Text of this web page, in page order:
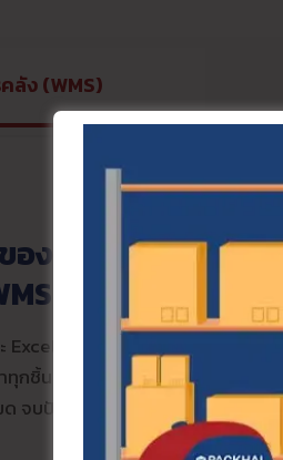
ลัง (WMS)
งหาย สต๊อกพัง!
แม่นยำ
ให้เป็นระบบอัตโนมัติ ให้คุณรู้คว
ทุกชิ้นแบบ Real-time ตัดสต๊อกแม่น
ด จบปัญหาการหาสินค้าไม่เจอ(ลูกค้า